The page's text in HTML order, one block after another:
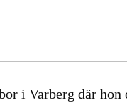
i Varberg där hon